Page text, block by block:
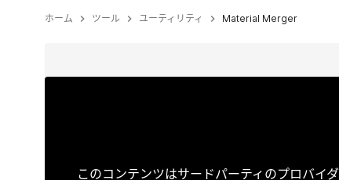
ホーム ツール ユーティリティ Material Merger
このコンテンツはサードパーティのプロバイ